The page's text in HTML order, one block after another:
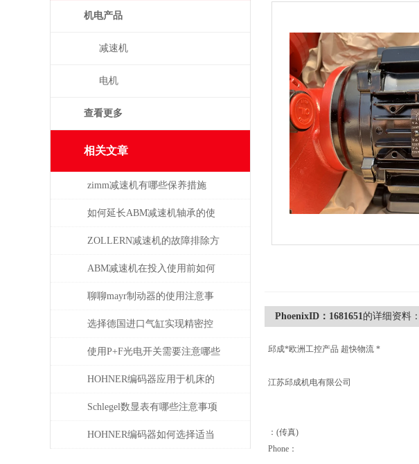
机电产品
减速机
电机
查看更多
相关文章
zimm减速机有哪些保养措施
如何延长ABM减速机轴承的使
用寿命
ZOLLERN减速机的故障排除方
法有哪些
ABM减速机在投入使用前如何
安装
聊聊mayr制动器的使用注意事
项
选择德国进口气缸实现精密控
制和动力传输
使用P+F光电开关需要注意哪些
问题？
HOHNER编码器应用于机床的
位移测量和主轴控制
Schlegel数显表有哪些注意事项
HOHNER编码器如何选择适当
PhoenixID：1681651的详细资料：
邱成*欧洲工控产品 超快物流 *
江苏邱成机电有限公司
：(传真)
Phone：